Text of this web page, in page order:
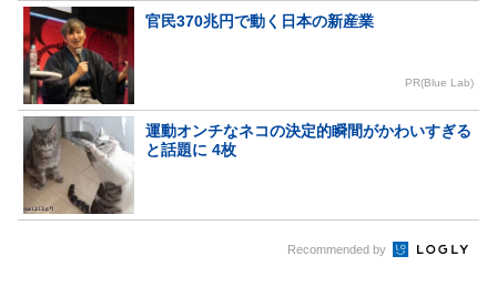
官民370兆円で動く日本の新産業
PR(Blue Lab)
運動オンチなネコの決定的瞬間がかわいすぎる
と話題に 4枚
Recommended by